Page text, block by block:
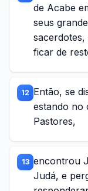
de Acabe
seus
ficar de
12 Então, se
estando no
Pastores,
13 encontrou
Judá, e